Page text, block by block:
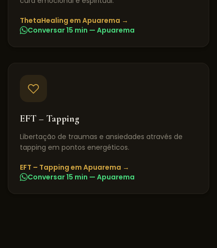
ThetaHealing em Apuarema →
Conversar 15 min — Apuarema
EFT – Tapping
Libertação de traumas e ansiedades através de
tapping em pontos energéticos.
EFT – Tapping em Apuarema →
Conversar 15 min — Apuarema